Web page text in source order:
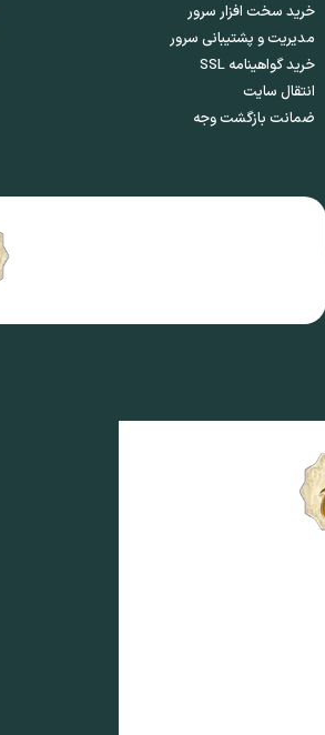
خرید سخت افزار سرور
مدیریت و پشتیبانی سرور
خرید گواهینامه SSL
انتقال سایت
ضمانت بازگشت وجه